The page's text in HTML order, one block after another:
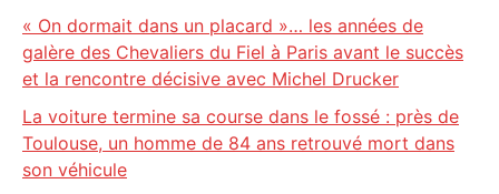
« On dormait dans un placard »… les années de
galère des Chevaliers du Fiel à Paris avant le succès
et la rencontre décisive avec Michel Drucker
La voiture termine sa course dans le fossé : près de
Toulouse, un homme de 84 ans retrouvé mort dans
son véhicule